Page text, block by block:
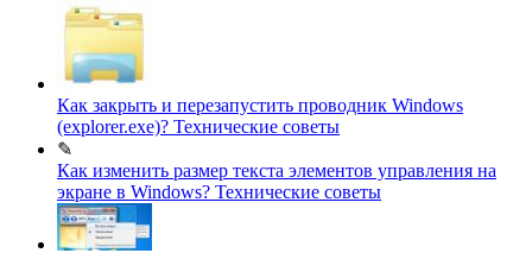
Как закрыть и перезапустить проводник Windows
(explorer.exe)? Технические советы
✎
Как изменить размер текста элементов управления на
экране в Windows? Технические советы